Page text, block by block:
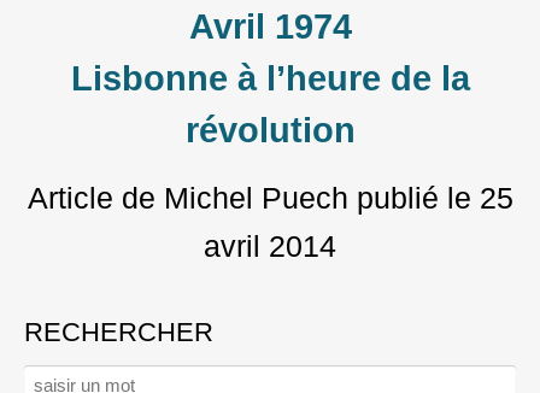
Avril 1974
Lisbonne à l’heure de la
révolution
Article de Michel Puech publié le 25
avril 2014
RECHERCHER
Rechercher :